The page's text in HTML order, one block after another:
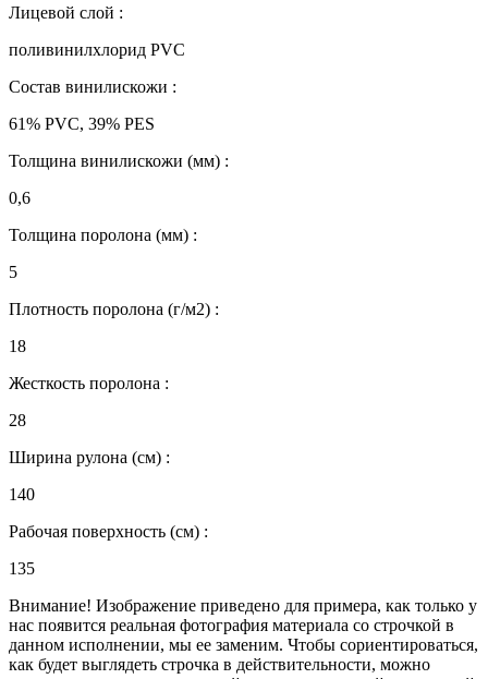
Лицевой слой :
поливинилхлорид PVC
Состав винилискожи :
61% PVC, 39% PES
Толщина винилискожи (мм) :
0,6
Толщина поролона (мм) :
5
Плотность поролона (г/м2) :
18
Жесткость поролона :
28
Ширина рулона (см) :
140
Рабочая поверхность (см) :
135
Внимание! Изображение приведено для примера, как только у
нас появится реальная фотография материала со строчкой в
данном исполнении, мы ее заменим. Чтобы сориентироваться,
как будет выглядеть строчка в действительности, можно